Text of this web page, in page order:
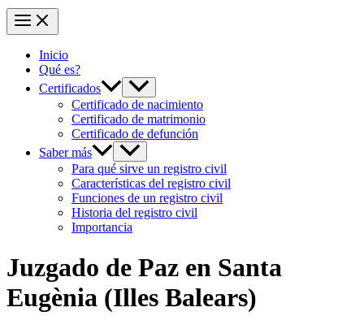
Inicio
Qué es?
Certificados
Certificado de nacimiento
Certificado de matrimonio
Certificado de defunción
Saber más
Para qué sirve un registro civil
Características del registro civil
Funciones de un registro civil
Historia del registro civil
Importancia
Juzgado de Paz en Santa
Eugènia (Illes Balears)